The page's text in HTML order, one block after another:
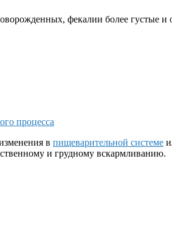
фекалии более густые
процесса
в пищеварительной системе
и грудному вскармливанию.